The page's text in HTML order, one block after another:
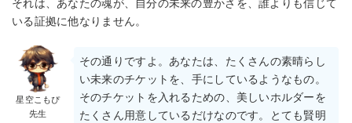
それは、あなたの魂が、自分の未来の豊かさを、誰よりも信じて
いる証拠に他なりません。
星空こもぴ
先生
その通りですよ。あなたは、たくさんの素晴らし
い未来のチケットを、手にしているようなもの。
そのチケットを入れるための、美しいホルダーを
たくさん用意しているだけなのです。とても賢明